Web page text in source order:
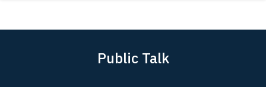
Public Talk